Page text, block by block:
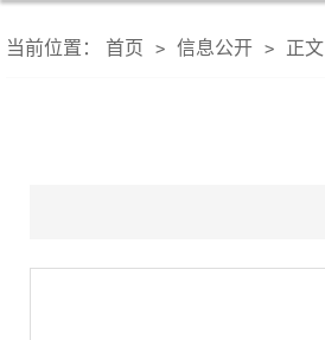
当前位置： 首页 > 信息公开 > 正文